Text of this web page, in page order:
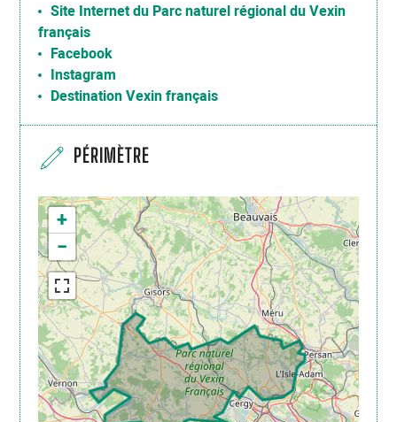
Site Internet du Parc naturel régional du Vexin
français
Facebook
Instagram
Destination Vexin français
PÉRIMÈTRE
+
−